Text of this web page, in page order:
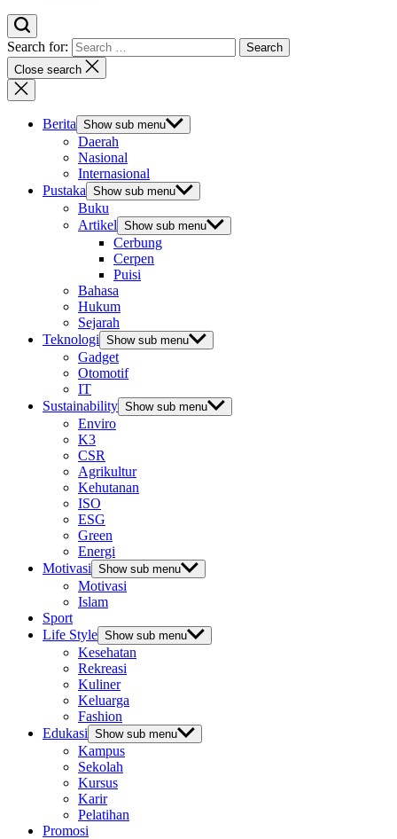
Search for:
Close search
Berita Show sub menu
Daerah
Nasional
Internasional
Pustaka Show sub menu
Buku
Artikel Show sub menu
Cerbung
Cerpen
Puisi
Bahasa
Hukum
Sejarah
Teknologi Show sub menu
Gadget
Otomotif
IT
Sustainability Show sub menu
Enviro
K3
CSR
Agrikultur
Kehutanan
ISO
ESG
Green
Energi
Motivasi Show sub menu
Motivasi
Islam
Sport
Life Style Show sub menu
Kesehatan
Rekreasi
Kuliner
Keluarga
Fashion
Edukasi Show sub menu
Kampus
Sekolah
Kursus
Karir
Pelatihan
Promosi